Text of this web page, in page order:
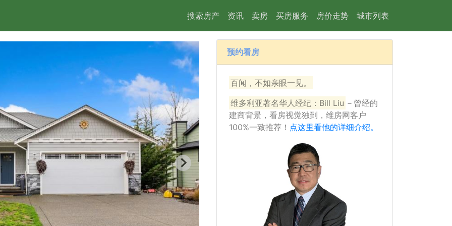
搜索房产 资讯 卖房 买房服务 房价走势 城市列表
2/15预约看房
百闻，不如亲眼一见。
维多利亚著名华人经纪：Bill Liu －曾经的
建商背景，看房视觉独到，维房网客户
100%一致推荐！ 点这里看他的详细介绍。